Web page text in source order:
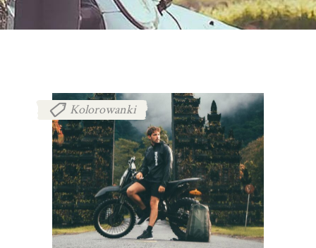
Kolorowanki